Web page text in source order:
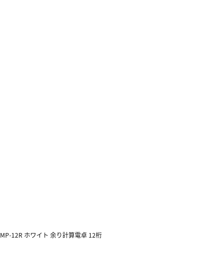
12R ホワイト 余り計算電卓 12桁